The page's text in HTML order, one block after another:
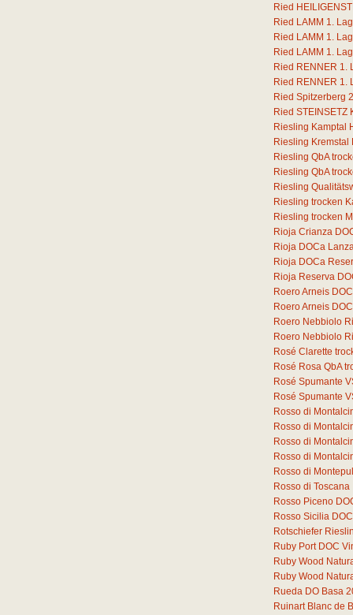
Ried
Ried LAMM 1.
Ried LAMM 1.
Ried LAMM 1.
Ried RENNER 1.
Ried RENNER 1.
Ried Spitzerberg
Ried STEINSETZ
Riesling Kamptal
Riesling
Riesling QbA
Riesling QbA
Riesling
Riesling trocken
Riesling trocken
Rioja Crianza
Rioja DOCa
Rioja DOCa
Rioja Reserva
Roero Arneis
Roero Arneis
Roero Nebbiolo
Roero Nebbiolo
Rosé Clarette
Rosé Rosa QbA
Rosé Spumante
Rosé Spumante
Rosso di
Rosso di
Rosso di
Rosso di
Rosso di
Rosso di Toscana
Rosso Piceno
Rosso Sicilia
Rotschiefer
Ruby Port DOC
Ruby Wood
Ruby Wood
Rueda DO Basa
Ruinart Blanc de